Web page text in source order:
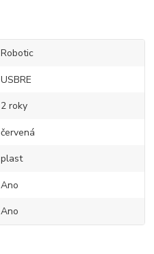
Robotic
USBRE
2 roky
červená
plast
Ano
Ano